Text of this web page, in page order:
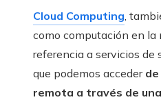
Cloud Computing,
como computación en la
referencia a servicios de
que podemos acceder
remota a través de